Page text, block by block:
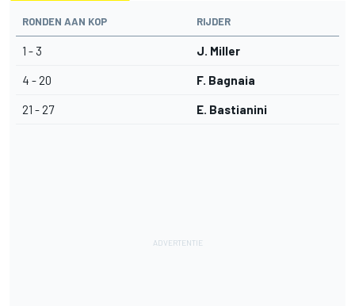
RONDEN AAN KOP RIJDER
1 - 3 J. Miller
4 - 20 F. Bagnaia
21 - 27 E. Bastianini